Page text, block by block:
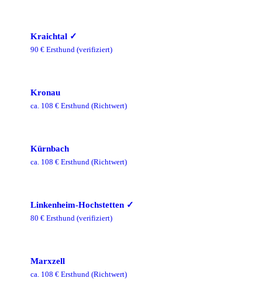
Kraichtal ✓
90 € Ersthund (verifiziert)
Kronau
ca. 108 € Ersthund (Richtwert)
Kürnbach
ca. 108 € Ersthund (Richtwert)
Linkenheim-Hochstetten ✓
80 € Ersthund (verifiziert)
Marxzell
ca. 108 € Ersthund (Richtwert)